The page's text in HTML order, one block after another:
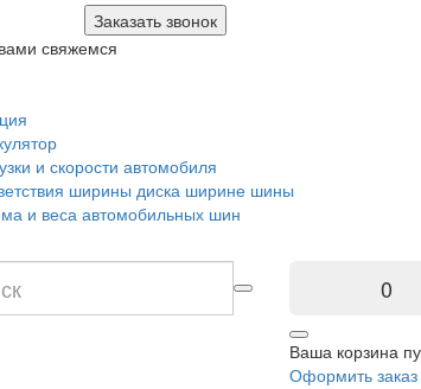
Заказать звонок
свяжемся
и скорости автомобиля
ширины диска ширине шины
и веса автомобильных шин
0
Ваша корзина
Оформить заказ